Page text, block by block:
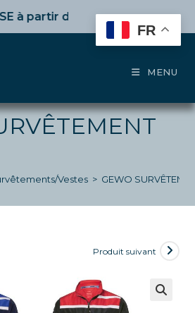
de 50€ d’achat,10%dès
MENU
Vestes > GEWO
Produit suivant
FR